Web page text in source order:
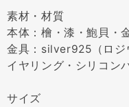
素材・材質
本体：檜・漆・鮑貝・
金具：silver925（ロジ
イヤリング・シリコン
サイズ